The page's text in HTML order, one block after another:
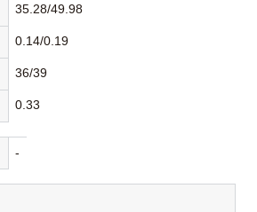
35.28/49.98
0.14/0.19
36/39
0.33
-